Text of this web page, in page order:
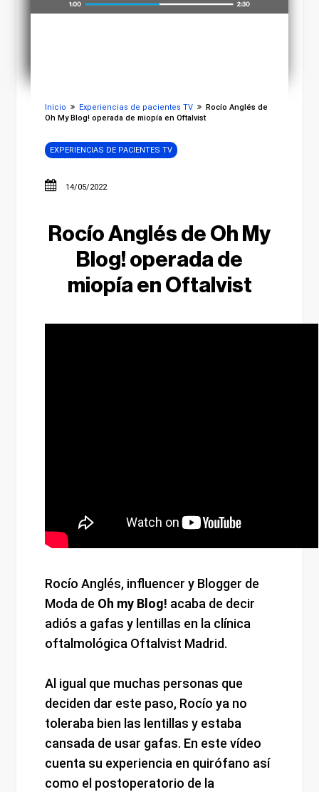
Inicio Experiencias de pacientes TV
Rocío Anglés de
Oh My Blog! operada de miopía en Oftalvist
EXPERIENCIAS DE PACIENTES TV
14/05/2022
Rocío Anglés de Oh My
Blog! operada de
miopía en Oftalvist
Rocío Anglés, influencer y Blogger de
Moda de Oh my Blog! acaba de decir
adiós a gafas y lentillas en la clínica
oftalmológica Oftalvist Madrid.
Al igual que muchas personas que
deciden dar este paso, Rocío ya no
toleraba bien las lentillas y estaba
cansada de usar gafas. En este vídeo
cuenta su experiencia en quirófano así
como el postoperatorio de la